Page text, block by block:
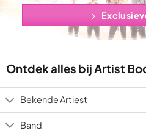
Ontdek alles bij Artist
Bekende Artiest
Band